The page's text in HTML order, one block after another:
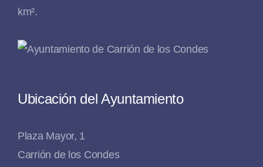
km².
Ubicación del Ayuntamiento
Plaza Mayor, 1
Carrión de los Condes